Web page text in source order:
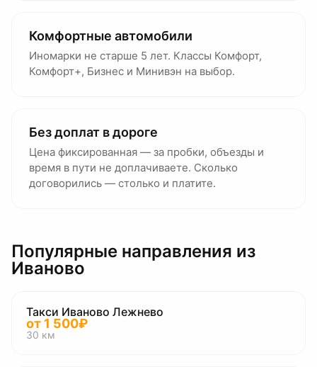
Комфортные автомобили
Иномарки не старше 5 лет. Классы Комфорт,
Комфорт+, Бизнес и Минивэн на выбор.
Без доплат в дороге
Цена фиксированная — за пробки, объезды и
время в пути не доплачиваете. Сколько
договорились — столько и платите.
Популярные направления из
Иваново
Такси Иваново Лежнево
от 1 500₽
30 км